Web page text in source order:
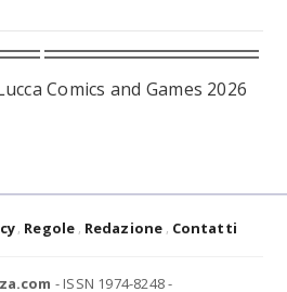
Comics and Games 2026
Regole Redazione Contatti
- ISSN 1974-8248 -